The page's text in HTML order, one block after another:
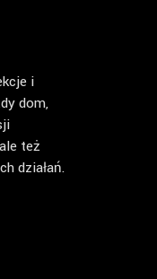
i
dom,
też
działań.